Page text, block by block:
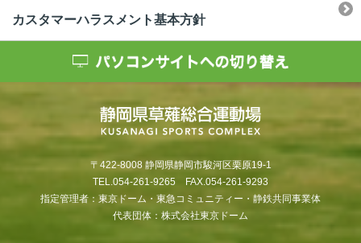
カスタマーハラスメント基本方針
〒422-8008 静岡県静岡市駿河区栗原19-1
TEL.054-261-9265 FAX.054-261-9293
指定管理者：東京ドーム・東急コミュニティー・静鉄共同事業体
代表団体：株式会社東京ドーム